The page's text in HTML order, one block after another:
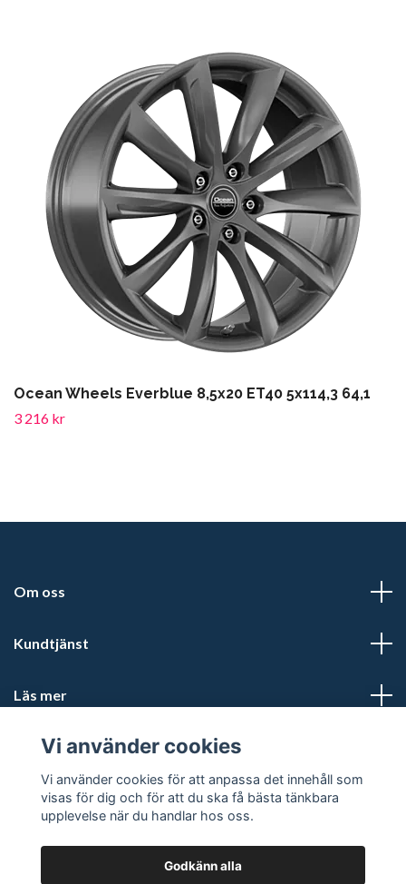
Ocean Wheels Everblue 8,5x20 ET40 5x114,3 64,1
3 216 kr
Om oss
Kundtjänst
Läs mer
Sociala medier
Vi använder cookies
Vi använder cookies för att anpassa det innehåll som
visas för dig och för att du ska få bästa tänkbara
upplevelse när du handlar hos oss.
Godkänn alla